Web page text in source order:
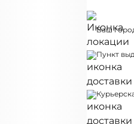
Ваш
Пункт